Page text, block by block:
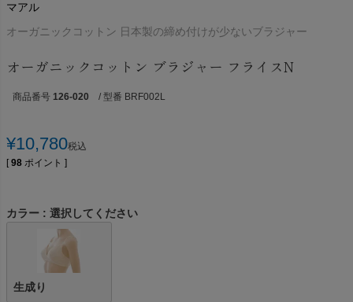
マアル
オーガニックコットン 日本製の締め付けが少ないブラジャー
オーガニックコットン ブラジャー フライスN
商品番号 126-020 / 型番 BRF002L
¥10,780税込
[ 98 ポイント ]
カラー 選択してください
生成り